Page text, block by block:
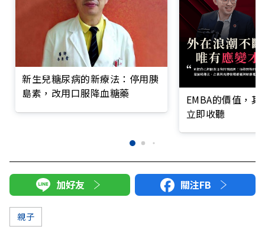
新生兒糖尿病的新療法：停用胰
島素，改用口服降血糖藥
EMBA的價值，
立即收聽
加好友 關注FB
親子